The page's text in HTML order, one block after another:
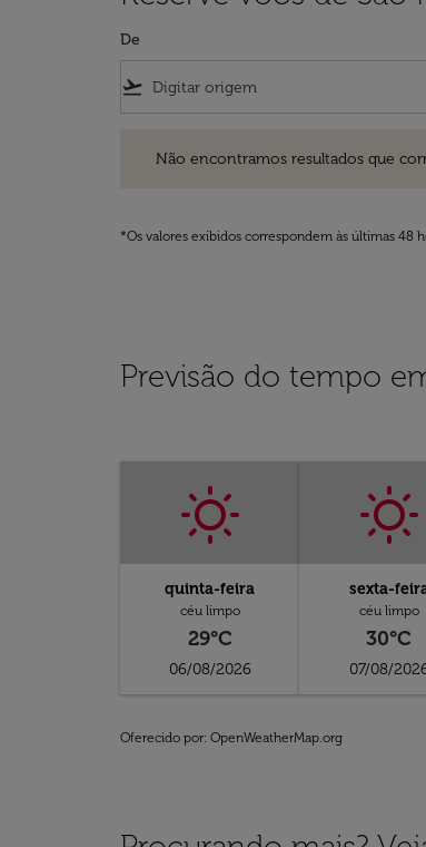
De
flight_takeoff
Não encontramos resultados que
*Os valores exibidos correspondem às últimas 48
Previsão do tempo
quinta-feira
céu limpo
29°C
06/08/2026
sexta-
céu limpo
30°C
07/08/
Oferecido por: OpenWeatherMap.org